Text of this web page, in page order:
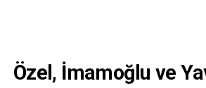
Özel, İmamoğlu ve